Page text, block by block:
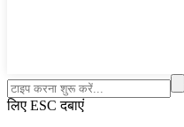
लिए ESC दबाएं